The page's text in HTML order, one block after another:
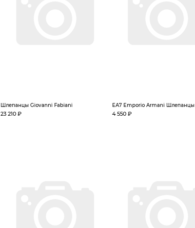
Шлепанцы Giovanni Fabiani
23 210 ₽
EA7 Emporio Armani Шлепанцы
4 550 ₽